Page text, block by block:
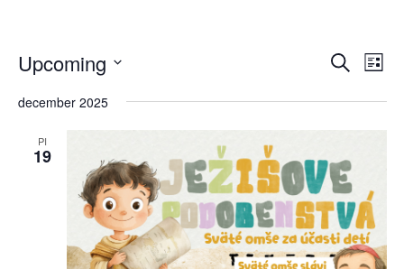
Udalosti
and
Views
Vyhľadať
List
Upcoming
dátum.
december 2025
PI
19